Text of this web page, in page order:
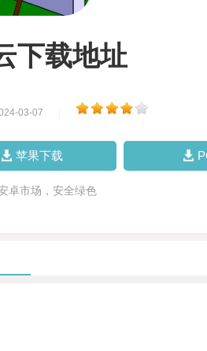
下载地址
03-07
苹果下载
卓市场，安全绿色